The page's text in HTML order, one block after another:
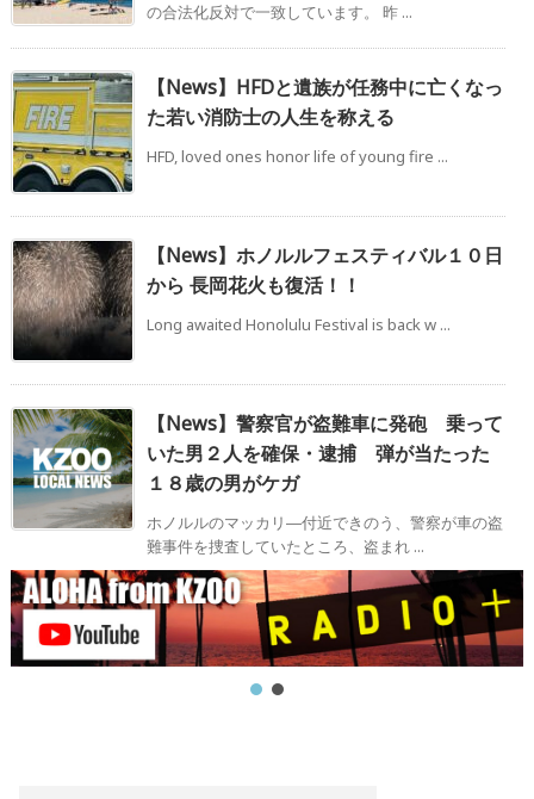
の合法化反対で一致しています。 昨 ...
【News】HFDと遺族が任務中に亡くなっ
た若い消防士の人生を称える
HFD, loved ones honor life of young fire ...
【News】ホノルルフェスティバル１０日
から 長岡花火も復活！！
Long awaited Honolulu Festival is back w ...
【News】警察官が盗難車に発砲 乗って
いた男２人を確保・逮捕 弾が当たった
１８歳の男がケガ
ホノルルのマッカリ―付近できのう、警察が車の盗
難事件を捜査していたところ、盗まれ ...